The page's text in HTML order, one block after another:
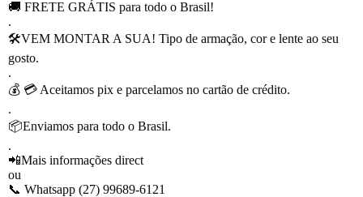
🚚 FRETE GRÁTIS para todo o Brasil!
.
🛠VEM MONTAR A SUA! Tipo de armação, cor e lente ao seu
gosto.
.
💰 💳 Aceitamos pix e parcelamos no cartão de crédito.
.
📦Enviamos para todo o Brasil.
.
📲Mais informações direct
ou
📞 Whatsapp (27) 99689-6121